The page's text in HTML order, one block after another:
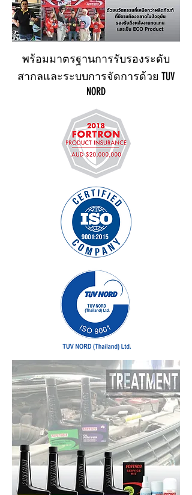
พร้อมมาตรฐานการรับรองระดับ
สากลและระบบการจัดการด้วย TUV
NORD